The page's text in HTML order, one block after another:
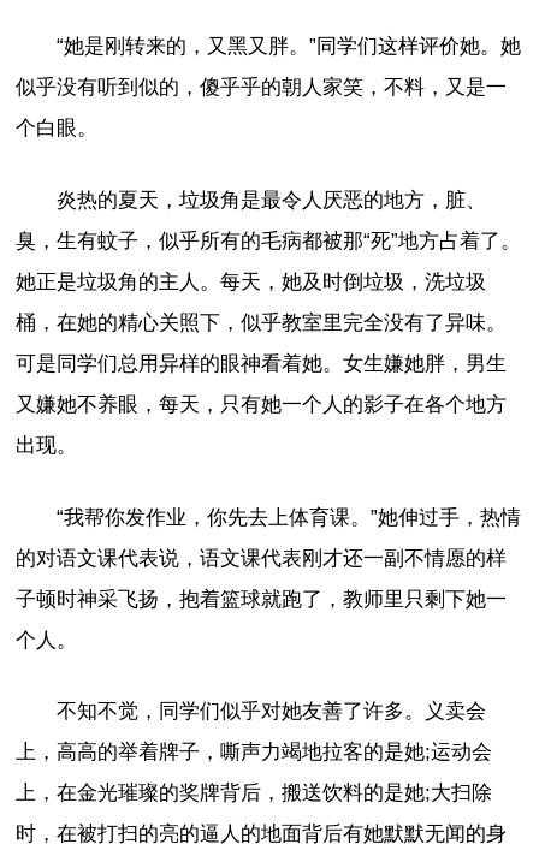
“她是刚转来的，又黑又胖。”同学们这样评价她。她
似乎没有听到似的，傻乎乎的朝人家笑，不料，又是一
个白眼。
炎热的夏天，垃圾角是最令人厌恶的地方，脏、
臭，生有蚊子，似乎所有的毛病都被那“死”地方占着了。
她正是垃圾角的主人。每天，她及时倒垃圾，洗垃圾
桶，在她的精心关照下，似乎教室里完全没有了异味。
可是同学们总用异样的眼神看着她。女生嫌她胖，男生
又嫌她不养眼，每天，只有她一个人的影子在各个地方
出现。
“我帮你发作业，你先去上体育课。”她伸过手，热情
的对语文课代表说，语文课代表刚才还一副不情愿的样
子顿时神采飞扬，抱着篮球就跑了，教师里只剩下她一
个人。
不知不觉，同学们似乎对她友善了许多。义卖会
上，高高的举着牌子，嘶声力竭地拉客的是她;运动会
上，在金光璀璨的奖牌背后，搬送饮料的是她;大扫除
时，在被打扫的亮的逼人的地面背后有她默默无闻的身